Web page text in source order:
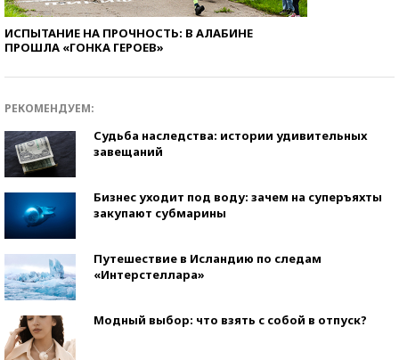
ИСПЫТАНИЕ НА ПРОЧНОСТЬ: В АЛАБИНЕ
ПРОШЛА «ГОНКА ГЕРОЕВ»
РЕКОМЕНДУЕМ:
Судьба наследства: истории удивительных
завещаний
Бизнес уходит под воду: зачем на суперъяхты
закупают субмарины
Путешествие в Исландию по следам
«Интерстеллара»
Модный выбор: что взять с собой в отпуск?